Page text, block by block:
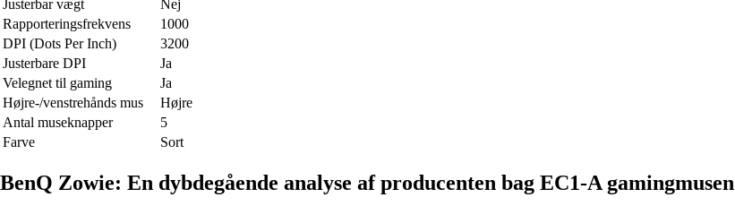
Justerbar vægt
Nej
Rapporteringsfrekvens
1000
DPI (Dots Per Inch)
3200
Justerbare DPI
Ja
Velegnet til gaming
Ja
Højre-/venstrehånds mus
Højre
Antal museknapper
5
Farve
Sort
BenQ Zowie: En dybdegående analyse af producenten bag EC1-A gamingmusen